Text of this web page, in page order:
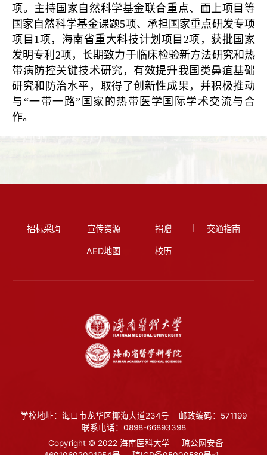
项。主持国家自然科学基金联合重点、面上项目等
国家自然科学基金课题5项、承担国家重点研发专项
项目1项，海南省重大科技计划项目2项，获批国家
发明专利2项，长期致力于临床检验新方法研究和热
带病防控关键技术研究，有效提升我国类鼻疽基础
研究和防治水平，取得了创新性成果，并积极推动
与“一带一路”国家的热带医学国际学术交流与合
作。
招标采购 宣传资源 捐赠 交通指南
AED地图 校历
学校地址：海口市龙华区椰海大道234号
邮政编码：571199
联系电话：0898-66893398
Copyright © 2022 海南医科大学
琼公网安备